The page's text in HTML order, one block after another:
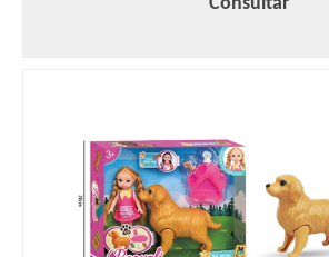
Consultar